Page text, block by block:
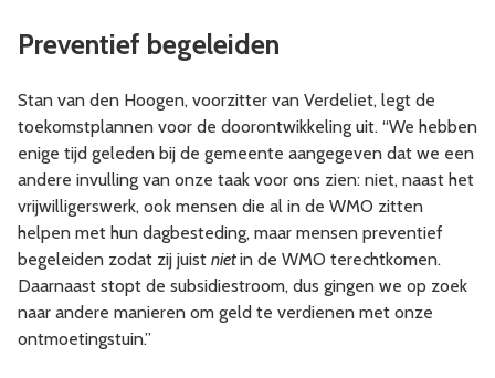
Preventief begeleiden
Stan van den Hoogen, voorzitter van Verdeliet, legt de
toekomstplannen voor de doorontwikkeling uit. “We hebben
enige tijd geleden bij de gemeente aangegeven dat we een
andere invulling van onze taak voor ons zien: niet, naast het
vrijwilligerswerk, ook mensen die al in de WMO zitten
helpen met hun dagbesteding, maar mensen preventief
begeleiden zodat zij juist nietin de WMO terechtkomen.
Daarnaast stopt de subsidiestroom, dus gingen we op zoek
naar andere manieren om geld te verdienen met onze
ontmoetingstuin.”